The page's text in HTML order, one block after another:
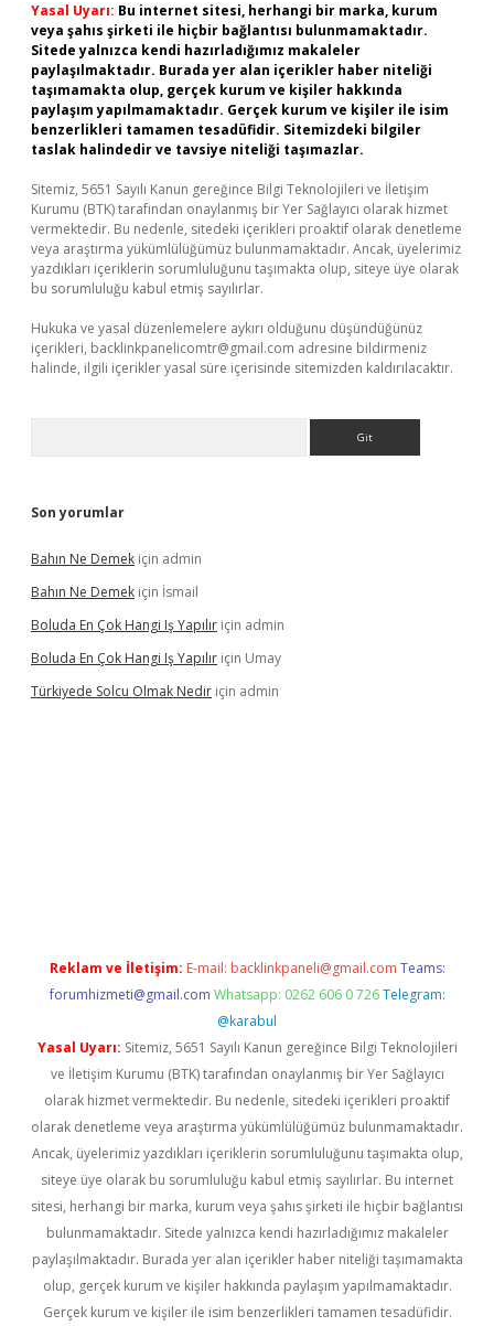
Yasal Uyarı: Bu internet sitesi, herhangi bir marka, kurum
veya şahıs şirketi ile hiçbir bağlantısı bulunmamaktadır.
Sitede yalnızca kendi hazırladığımız makaleler
paylaşılmaktadır. Burada yer alan içerikler haber niteliği
taşımamakta olup, gerçek kurum ve kişiler hakkında
paylaşım yapılmamaktadır. Gerçek kurum ve kişiler ile isim
benzerlikleri tamamen tesadüfidir. Sitemizdeki bilgiler
taslak halindedir ve tavsiye niteliği taşımazlar.
Sitemiz, 5651 Sayılı Kanun gereğince Bilgi Teknolojileri ve İletişim
Kurumu (BTK) tarafından onaylanmış bir Yer Sağlayıcı olarak hizmet
vermektedir. Bu nedenle, sitedeki içerikleri proaktif olarak denetleme
veya araştırma yükümlülüğümüz bulunmamaktadır. Ancak, üyelerimiz
yazdıkları içeriklerin sorumluluğunu taşımakta olup, siteye üye olarak
bu sorumluluğu kabul etmiş sayılırlar.
Hukuka ve yasal düzenlemelere aykırı olduğunu düşündüğünüz
içerikleri, backlinkpanelicomtr@gmail.com adresine bildirmeniz
halinde, ilgili içerikler yasal süre içerisinde sitemizden kaldırılacaktır.
Son yorumlar
Bahın Ne Demek için admin
Bahın Ne Demek için İsmail
Boluda En Çok Hangi Iş Yapılır için admin
Boluda En Çok Hangi Iş Yapılır için Umay
Türkiyede Solcu Olmak Nedir için admin
Reklam ve İletişim: E-mail: backlinkpaneli@gmail.com Teams:
forumhizmeti@gmail.com Whatsapp: 0262 606 0 726 Telegram:
@karabul
Yasal Uyarı: Sitemiz, 5651 Sayılı Kanun gereğince Bilgi Teknolojileri
ve İletişim Kurumu (BTK) tarafından onaylanmış bir Yer Sağlayıcı
olarak hizmet vermektedir. Bu nedenle, sitedeki içerikleri proaktif
olarak denetleme veya araştırma yükümlülüğümüz bulunmamaktadır.
Ancak, üyelerimiz yazdıkları içeriklerin sorumluluğunu taşımakta olup,
siteye üye olarak bu sorumluluğu kabul etmiş sayılırlar. Bu internet
sitesi, herhangi bir marka, kurum veya şahıs şirketi ile hiçbir bağlantısı
bulunmamaktadır. Sitede yalnızca kendi hazırladığımız makaleler
paylaşılmaktadır. Burada yer alan içerikler haber niteliği taşımamakta
olup, gerçek kurum ve kişiler hakkında paylaşım yapılmamaktadır.
Gerçek kurum ve kişiler ile isim benzerlikleri tamamen tesadüfidir.